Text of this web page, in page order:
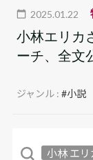
2025.01.22
小林エリカ
ーチ、全文
ジャンル :#小説
小林 エリ